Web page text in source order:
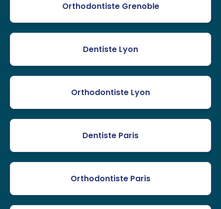
Orthodontiste Grenoble
Dentiste Lyon
Orthodontiste Lyon
Dentiste Paris
Orthodontiste Paris